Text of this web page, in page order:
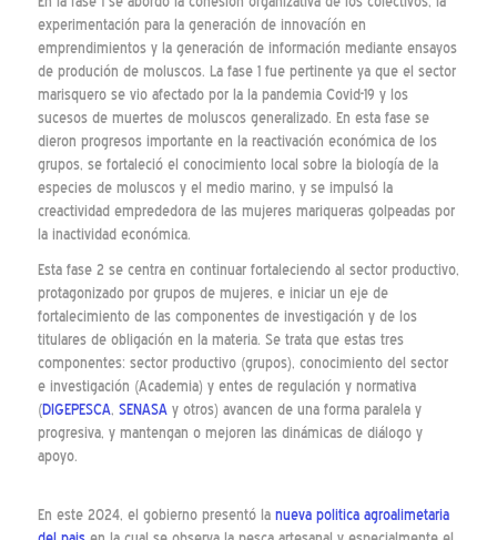
experimentación para la generación de innovacíón en
emprendimientos y la generación de información mediante ensayos
de produción de moluscos. La fase 1 fue pertinente ya que el sector
marisquero se vio afectado por la la pandemia Covid-19 y los
sucesos de muertes de moluscos generalizado. En esta fase se
dieron progresos importante en la reactivación económica de los
grupos, se fortaleció el conocimiento local sobre la biología de la
especies de moluscos y el medio marino, y se impulsó la
creactividad emprededora de las mujeres mariqueras golpeadas por
la inactividad económica.
Esta fase 2 se centra en continuar fortaleciendo al sector productivo,
protagonizado por grupos de mujeres, e iniciar un eje de
fortalecimiento de las componentes de investigación y de los
titulares de obligación en la materia. Se trata que estas tres
componentes: sector productivo (grupos), conocimiento del sector
e investigación (Academia) y entes de regulación y normativa
(DIGEPESCA, SENASA y otros) avancen de una forma paralela y
progresiva, y mantengan o mejoren las dinámicas de diálogo y
apoyo.
En este 2024, el gobierno presentó la nueva politica agroalimetaria